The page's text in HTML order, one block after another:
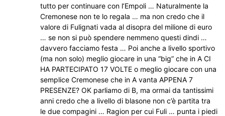
tutto per continuare con l’Empoli … Naturalmente la
Cremonese non te lo regala … ma non credo che il
valore di Fulignati vada al disopra del milione di euro
… se non si può spendere nemmeno questi dindi …
davvero facciamo festa … Poi anche a livello sportivo
(ma non solo) meglio giocare in una “big” che in A CI
HA PARTECIPATO 17 VOLTE o meglio giocare con una
semplice Cremonese che in A vanta APPENA 7
PRESENZE? OK parliamo di B, ma ormai da tantissimi
anni credo che a livello di blasone non c’è partita tra
le due compagini … Ragion per cui Fuli … punta i piedi